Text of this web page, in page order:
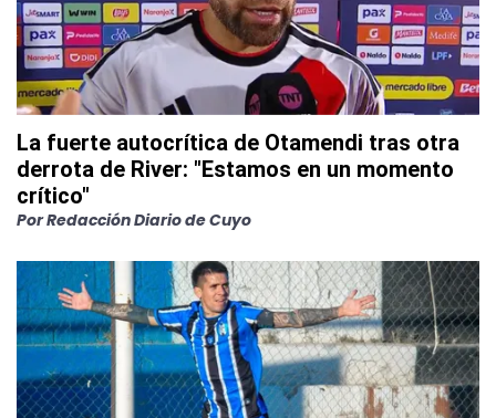
La fuerte autocrítica de Otamendi tras otra
derrota de River: "Estamos en un momento
crítico"
PorRedacción Diario de Cuyo